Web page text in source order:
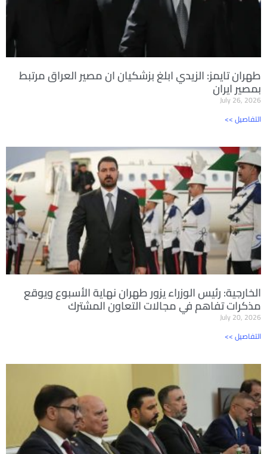
طهران تايمز: الزيدي ابلغ بزشكيان ان مصير العراق مرتبط
بمصير ايران
July 26, 2026
<< التفاصيل
الخارجية: رئيس الوزراء يزور طهران نهاية الأسبوع ويوقع
مذكرات تفاهم في مجالات التعاون المشترك
July 20, 2026
<< التفاصيل